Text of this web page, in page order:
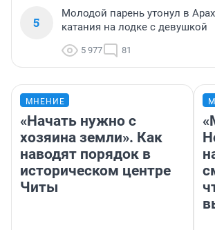
5
Молодой парень утонул в
катания на лодке с девушкой
5 977 81
МНЕНИЕ
«Начать нужно с
хозяина земли». Как
наводят порядок в
историческом центре
Читы